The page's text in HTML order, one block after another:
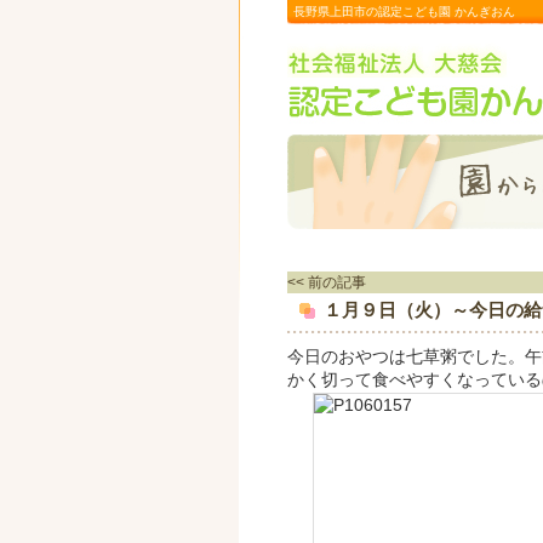
長野県上田市の認定こども園 かんぎおん
<< 前の記事
１月９日（火）～今日の
今日のおやつは七草粥でした。
かく切って食べやすくなってい